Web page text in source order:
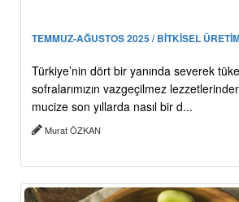
TEMMUZ-AĞUSTOS 2025 / BİTKİSEL
Türkiye’nin dört bir yanında severek
sofralarımızın vazgeçilmez
mucize son yıllarda nasıl bir d...
Murat ÖZKAN